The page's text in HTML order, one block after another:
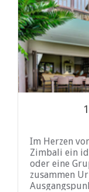
Im Herzen
Zimbali ein
oder eine
zusammen